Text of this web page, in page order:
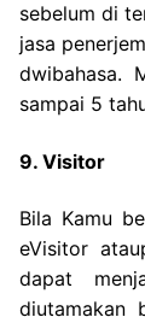
sebelum di
jasa
dwibahasa.
sampai 5
9. Visitor
Bila Kamu
eVisitor
dapat
diutamakan